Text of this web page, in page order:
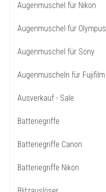
Augenmuschel für Nikon
Augenmuschel für Olympus
Augenmuschel für Sony
Augenmuscheln für Fujifilm
Ausverkauf - Sale
Batteriegriffe
Batteriegriffe Canon
Batteriegriffe Nikon